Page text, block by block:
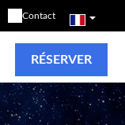
Contact
RÉSERVER